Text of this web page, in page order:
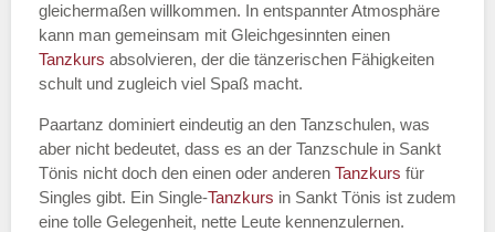
gleichermaßen willkommen. In entspannter Atmosphäre
kann man gemeinsam mit Gleichgesinnten einen
Tanzkurs absolvieren, der die tänzerischen Fähigkeiten
schult und zugleich viel Spaß macht.
Paartanz dominiert eindeutig an den Tanzschulen, was
aber nicht bedeutet, dass es an der Tanzschule in Sankt
Tönis nicht doch den einen oder anderen Tanzkurs für
Singles gibt. Ein Single-Tanzkurs in Sankt Tönis ist zudem
eine tolle Gelegenheit, nette Leute kennenzulernen.